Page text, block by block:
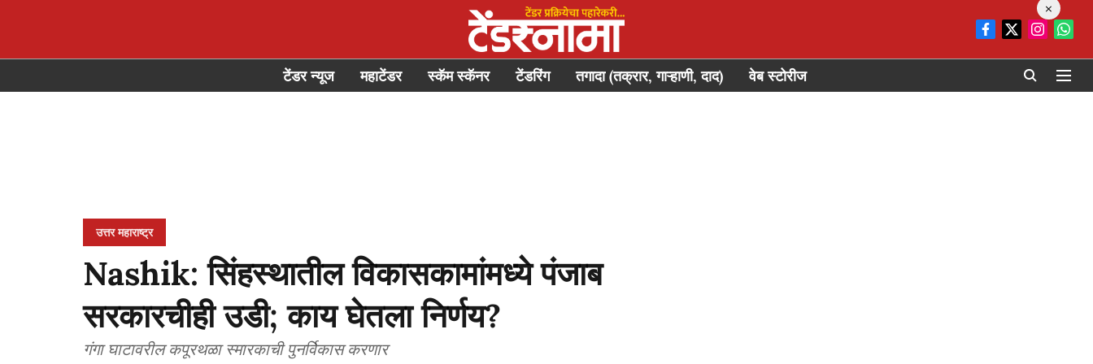
टेंडर न्यूज महाटेंडर स्कॅम स्कॅनर टेंडरिंग तगादा (तक्रार, गाऱ्हाणी, दाद) वेब स्टोरीज
उत्तर महाराष्ट्र
Nashik: सिंहस्थातील विकासकामांमध्ये पंजाब
सरकारचीही उडी; काय घेतला निर्णय?
गंगा घाटावरील कपूरथळा स्मारकाची पुनर्विकास करणार
×